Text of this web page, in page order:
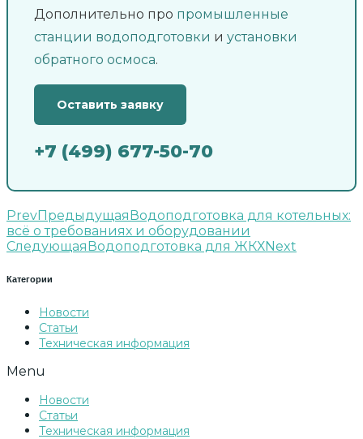
Дополнительно про промышленные
станции водоподготовки и установки
обратного осмоса.
Оставить заявку
+7 (499) 677-50-70
PrevПредыдущаяВодоподготовка для котельных:
всё о требованиях и оборудовании
СледующаяВодоподготовка для ЖКХNext
Категории
Новости
Статьи
Техническая информация
Menu
Новости
Статьи
Техническая информация